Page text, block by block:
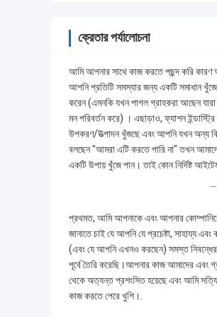
ক্রেতার পর্যালোচনা
আমি আপনার সাথে কাজ করতে পছন্দ করি কারণ
আপনি প্রতিটি সমস্যার জন্য একটি সমাধান খুঁজে
করেন (এমনকি যখন পাগল গ্রাহকরা আছেন
মন পরিবর্তন করে) । এছাড়াও, ফ্যাশন
উপকরণ/উত্পাদন খুঁজছে এবং আপনি যখন অন্য
বলছেন "আমরা এটি করতে পারি না" তখন
একটি উপায় খুঁজে পান। তাই কোন নির্দিষ্ট
প্রথমত, আমি আপনাকে এবং আপনার
জানাতে চাই যে আপনি যে প্রচেষ্টা, সাহায্য
(এবং যে আপনি এখনও করছেন) সমস্ত
পূর্বে তৈরি করেছি।আপনার কাজ আমাদের এবং
থেকে অত্যন্ত প্রশংসিত হয়েছে এবং আমি
কাজ করতে পেরে খুশি।.